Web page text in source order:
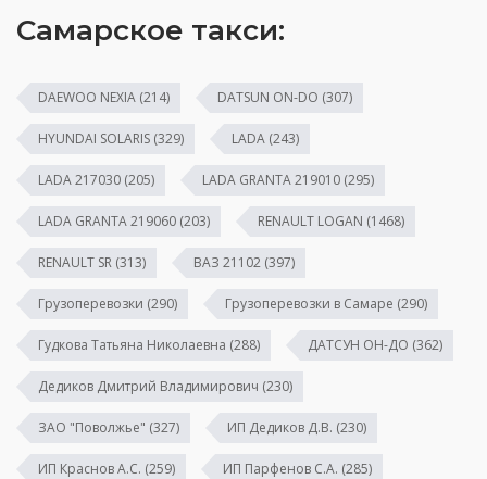
Самарское такси:
DAEWOO NEXIA (214) DATSUN ON-DO (307)
HYUNDAI SOLARIS (329) LADA (243)
LADA 217030 (205) LADA GRANTA 219010 (295)
LADA GRANTA 219060 (203) RENAULT LOGAN (1468)
RENAULT SR (313) ВАЗ 21102 (397)
Грузоперевозки (290) Грузоперевозки в Самаре (290)
Гудкова Татьяна Николаевна (288) ДАТСУН ОН-ДО (362)
Дедиков Дмитрий Владимирович (230)
ЗАО "Поволжье" (327) ИП Дедиков Д.В. (230)
ИП Краснов А.С. (259) ИП Парфенов С.А. (285)